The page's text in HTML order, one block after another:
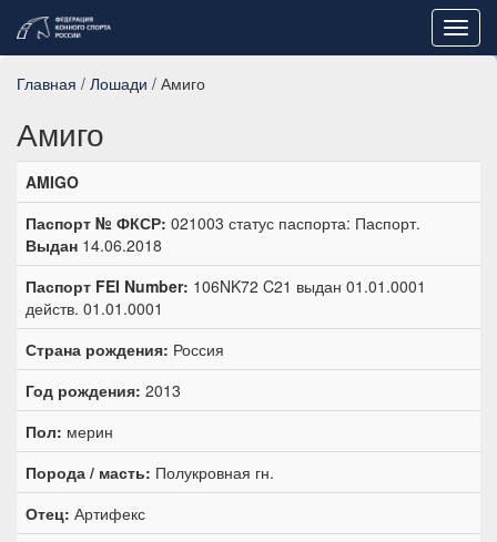
Главная / Лошади / Амиго
Амиго
AMIGO
Паспорт № ФКСР: 021003 статус паспорта: Паспорт.
Выдан 14.06.2018
Паспорт FEI Number: 106NK72 C21 выдан 01.01.0001
действ. 01.01.0001
Страна рождения: Россия
Год рождения: 2013
Пол: мерин
Порода / масть: Полукровная гн.
Отец: Артифекс